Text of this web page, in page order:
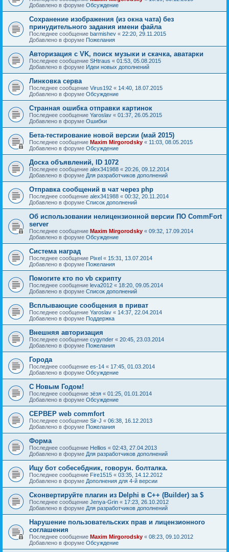
Добавлено в форуме Обсуждение
Сохранение изображения (из окна чата) без
принудительного задания имени файла
Последнее сообщение barmishev « 22:20, 29.11.2015
Добавлено в форуме Пожелания
Авторизация с VK, поиск музыки и скачка, аватарки
Последнее сообщение SHtraus « 01:53, 05.08.2015
Добавлено в форуме Идеи новых дополнений
Линковка серва
Последнее сообщение Virus192 « 14:40, 18.07.2015
Добавлено в форуме Обсуждение
Странная ошибка отправки картинок
Последнее сообщение Yaroslav « 01:37, 26.05.2015
Добавлено в форуме Ошибки
Бета-тестирование новой версии (май 2015)
Последнее сообщение Maxim Mirgorodsky « 11:03, 08.05.2015
Добавлено в форуме Обсуждение
Доска объявлений, ID 1072
Последнее сообщение alex341988 « 20:26, 09.12.2014
Добавлено в форуме Для разработчиков дополнений
Отправка сообщений в чат через php
Последнее сообщение alex341988 « 00:32, 20.11.2014
Добавлено в форуме Список дополнений
Об использовании нелицензионной версии ПО CommFort
server
Последнее сообщение Maxim Mirgorodsky « 09:32, 17.09.2014
Добавлено в форуме Обсуждение
Система наград
Последнее сообщение Pixel « 15:31, 13.07.2014
Добавлено в форуме Пожелания
Помогите кто по vb скрипту
Последнее сообщение leva2012 « 18:20, 09.05.2014
Добавлено в форуме Список дополнений
Всплывающие сообщения в приват
Последнее сообщение Yaroslav « 14:37, 22.04.2014
Добавлено в форуме Поддержка
Внешняя авторизация
Последнее сообщение cygynder « 20:45, 23.03.2014
Добавлено в форуме Пожелания
Города
Последнее сообщение es-14 « 17:45, 01.03.2014
Добавлено в форуме Обсуждение
С Новым Годом!
Последнее сообщение зёзя « 01:25, 01.01.2014
Добавлено в форуме Обсуждение
СЕРВЕР web commfort
Последнее сообщение Sir-J « 06:38, 16.12.2013
Добавлено в форуме Пожелания
Форма
Последнее сообщение Hellios « 02:43, 27.04.2013
Добавлено в форуме Для разработчиков дополнений
Ищу бот собесебдник, говорун. болталка.
Последнее сообщение Fire1515 « 03:35, 14.12.2012
Добавлено в форуме Дополнения для 4-й версии
Сконвертируйте плагин из Delphi в C++ (Builder) за $
Последнее сообщение Jenya-Grin « 17:23, 26.10.2012
Добавлено в форуме Для разработчиков дополнений
Нарушение пользовательских прав и лицензионного
соглашения
Последнее сообщение Maxim Mirgorodsky « 08:23, 09.10.2012
Добавлено в форуме Обсуждение